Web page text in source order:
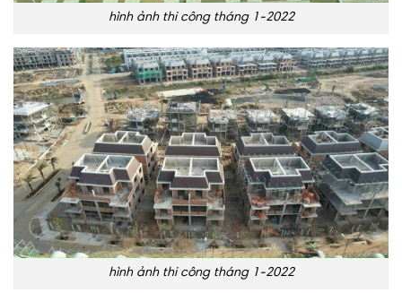
hình ảnh thi công tháng 1-2022
hình ảnh thi công tháng 1-2022